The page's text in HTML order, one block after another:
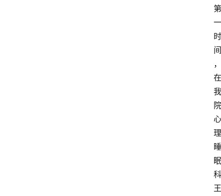
第
一
时
间
，
在
我
院
心
理
睡
眠
科
王